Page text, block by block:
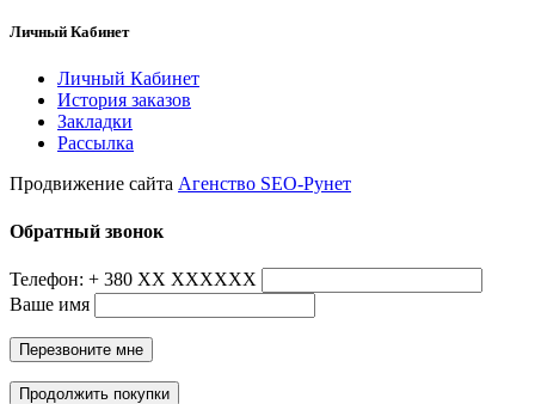
Личный Кабинет
Личный Кабинет
История заказов
Закладки
Рассылка
Продвижение сайта Агенство SEO-Рунет
Обратный звонок
Телефон: + 380 ХХ ХХХХХХ
Ваше имя
Перезвоните мне
Продолжить покупки